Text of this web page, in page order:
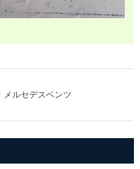
メルセデスベンツ